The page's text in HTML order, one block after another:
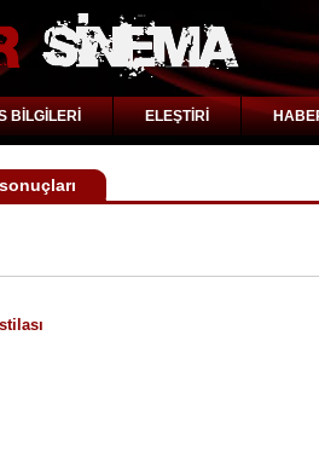
BİLGİLERİ ELEŞTİRİ